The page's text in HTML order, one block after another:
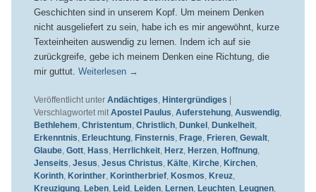
Geschichten sind in unserem Kopf. Um meinem Denken
nicht ausgeliefert zu sein, habe ich es mir angewöhnt, kurze
Texteinheiten auswendig zu lernen. Indem ich auf sie
zurückgreife, gebe ich meinem Denken eine Richtung, die
mir guttut. Weiterlesen →
Veröffentlicht unter Andächtiges, Hintergründiges
Verschlagwortet mit Apostel Paulus, Auferstehung, Auswendig,
Bethlehem, Christentum, Christlich, Dunkel , Dunkelheit,
Erkenntnis, Erleuchtung, Finsternis, Frage, Frieren, Gewalt,
Glaube, Gott, Hass, Herrlichkeit, Herz, Herzen, Hoffnung,
Jenseits, Jesus, Jesus Christus, Kälte, Kirche, Kirchen,
Korinth, Korinther, Korintherbrief, Kosmos, Kreuz,
Kreuzigung, Leben, Leid , Leiden, Lernen, Leuchten, Leugnen,